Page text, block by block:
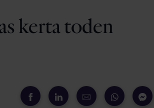
kerta toden